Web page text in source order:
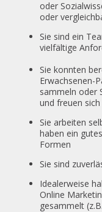
oder
oder
Sie sind ein
vielfältige
Sie konnten
Erwachsenen-
sammeln oder
und freuen
Sie arbeiten
haben ein
Formen
Sie sind
Idealerweise
Online
gesammelt